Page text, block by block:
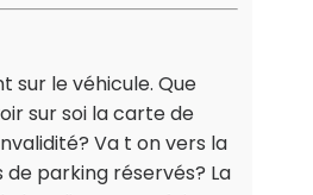
sur le véhicule. Que
sur soi la carte de
Va t on vers la
parking réservés? La